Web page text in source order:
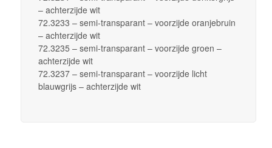
– achterzijde wit
72.3233 – semi-transparant – voorzijde oranjebruin
– achterzijde wit
72.3235 – semi-transparant – voorzijde groen –
achterzijde wit
72.3237 – semi-transparant – voorzijde licht
blauwgrijs – achterzijde wit